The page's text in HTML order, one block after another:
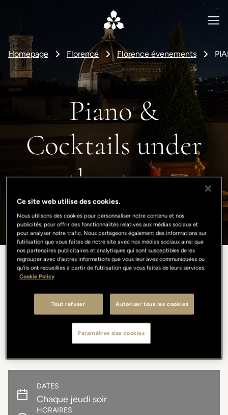
Homepage Florence Florence évenements
Piano &
Cocktails under
the stars
Piano & Cocktails under the stars
Le jeudi, une nuit sous les étoiles avec Piano & Cocktails under the
stars : dès 19h, performance live au piano — des classiques italiens
aux morceaux internationaux — dans une atmosphère intime et
raffinée. Sous le ciel florentin, la musique rencontre la mixologie
d’auteur.
DATES
Chaque jeudi soir
HORAIRES
Ce site web utilise des cookies.
Nous utilisons des cookies pour personnaliser notre contenu et nos
publicités, pour offrir des fonctionnalités relatives aux médias sociaux et
pour analyser notre trafic. Nous partageons également des informations sur
l'utilisation que vous faites de notre site avec nos médias sociaux ainsi que
nos partenaires publicitaires et analytiques qui sont susceptibles de les
regrouper avec d'autres informations que vous leur avez communiquées ou
qu'ils ont recueillies à partir de l'utilisation que vous faites de leurs services.
Cookie Policy
Tout refuser Autoriser tous les cookies
Paramètres des cookies